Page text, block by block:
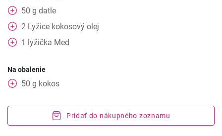
50 g datle
2 Lyžice kokosový olej
1 lyžička Med
Na obalenie
50 g kokos
Pridať do nákupného zoznamu